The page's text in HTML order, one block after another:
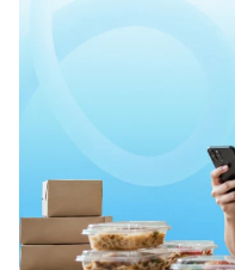
Paper XB
Bayar luar
Paper Card
Satu kartu
Paper
Kartu korporat
Kumpulan tips